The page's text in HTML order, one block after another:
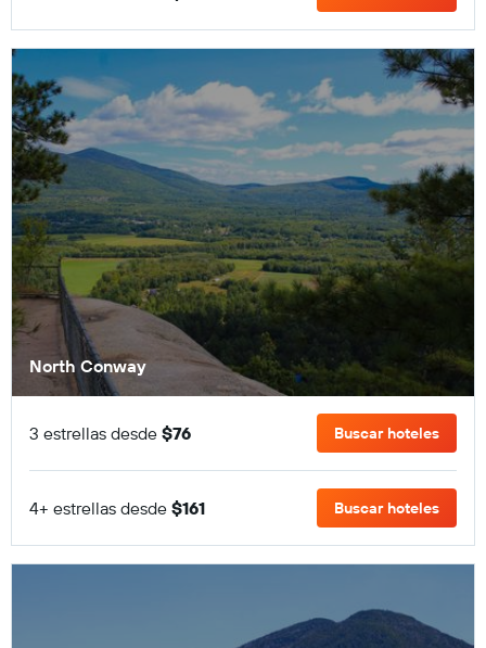
North Conway
3 estrellas desde $76 Buscar hoteles
4+ estrellas desde $161 Buscar hoteles